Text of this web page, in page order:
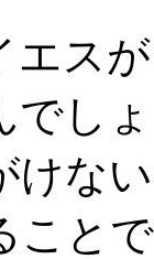
ス
でし
な
こと